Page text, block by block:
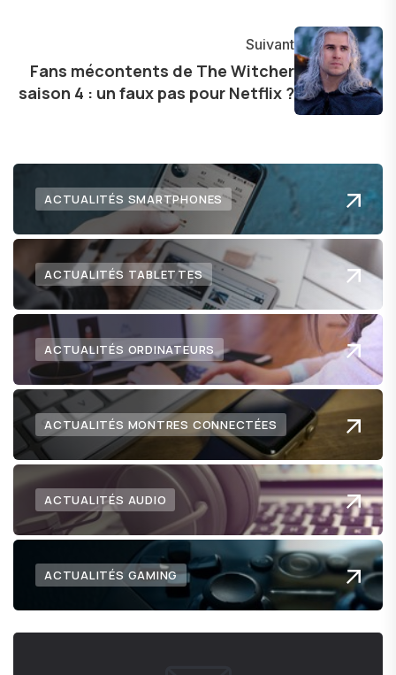
Suivant
Fans mécontents de The Witcher
saison 4 : un faux pas pour Netflix ?
ACTUALITÉS SMARTPHONES
ACTUALITÉS TABLETTES
ACTUALITÉS ORDINATEURS
ACTUALITÉS MONTRES CONNECTÉES
ACTUALITÉS AUDIO
ACTUALITÉS GAMING